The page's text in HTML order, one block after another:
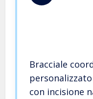
Bracciale
con incisione